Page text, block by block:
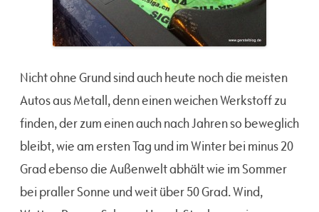
Nicht ohne Grund sind auch heute noch die meisten
Autos aus Metall, denn einen weichen Werkstoff zu
finden, der zum einen auch nach Jahren so beweglich
bleibt, wie am ersten Tag und im Winter bei minus 20
Grad ebenso die Außenwelt abhält wie im Sommer
bei praller Sonne und weit über 50 Grad. Wind,